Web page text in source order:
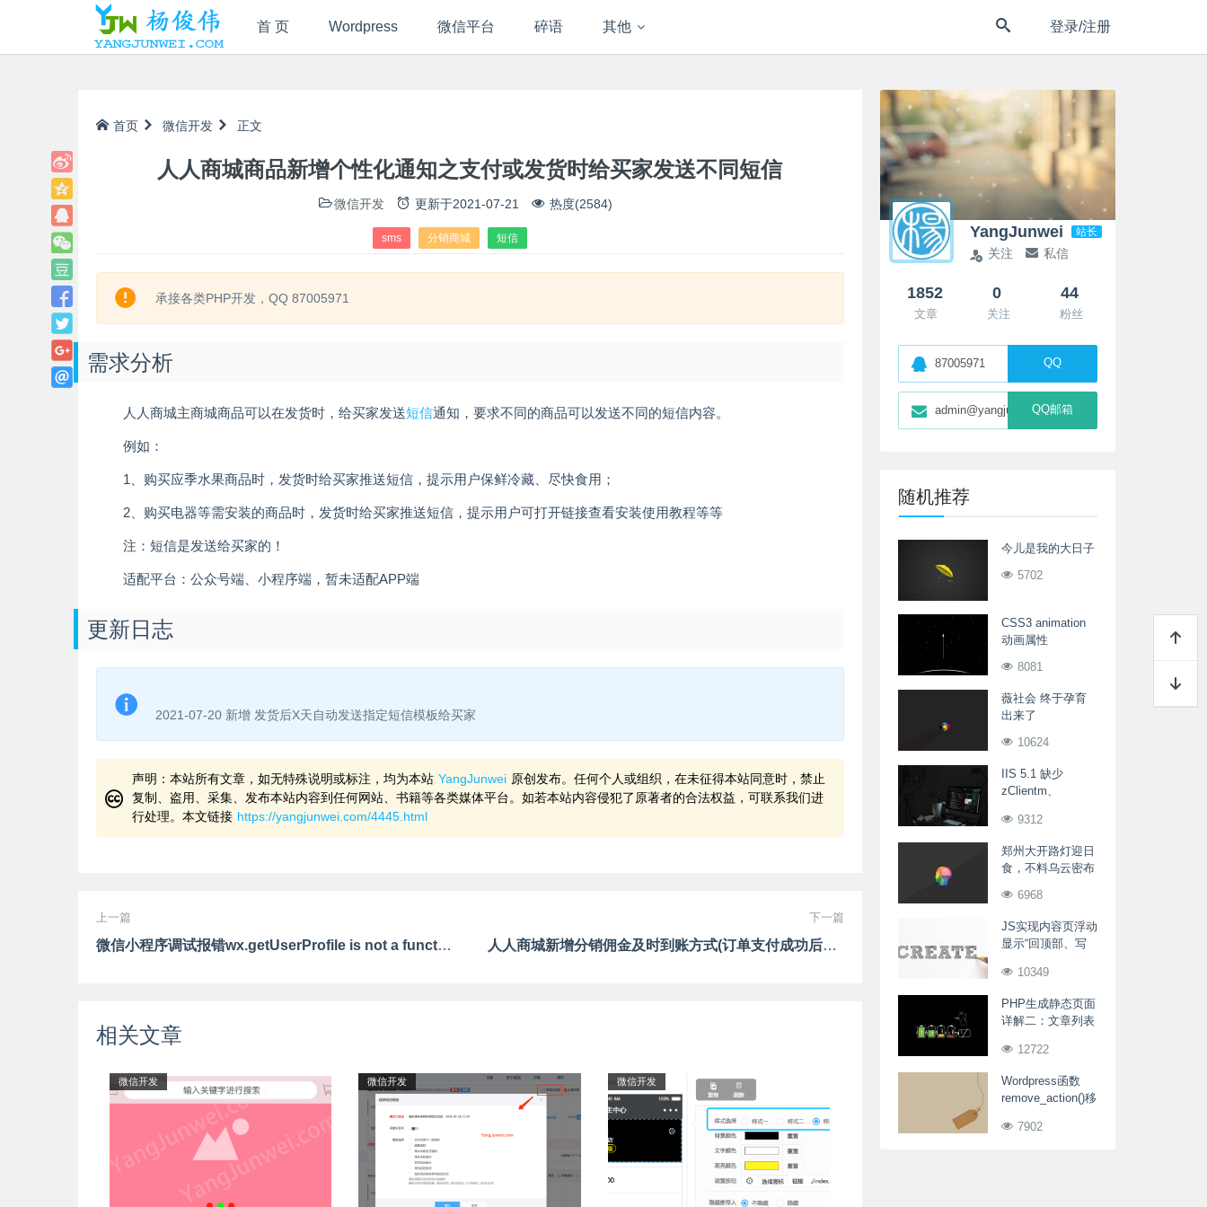
首 页 Wordpress 微信平台 碎语 其他 登录/注册
首页 微信开发 正文
人人商城商品新增个性化通知之支付或发货时给买家发送不同短信
微信开发 更新于2021-07-21 热度(2584)
sms 分销商城 短信
承接各类PHP开发，QQ 87005971
需求分析
人人商城主商城商品可以在发货时，给买家发送短信通知，要求不同的商品可以发送不同的短信内容。
例如：
1、购买应季水果商品时，发货时给买家推送短信，提示用户保鲜冷藏、尽快食用；
2、购买电器等需安装的商品时，发货时给买家推送短信，提示用户可打开链接查看安装使用教程等等
注：短信是发送给买家的！
适配平台：公众号端、小程序端，暂未适配APP端
更新日志
2021-07-20 新增 发货后X天自动发送指定短信模板给买家
声明：本站所有文章，如无特殊说明或标注，均为本站 YangJunwei 原创发布。任何个人或组织，在未征得本站同意时，禁止
复制、盗用、采集、发布本站内容到任何网站、书籍等各类媒体平台。如若本站内容侵犯了原著者的合法权益，可联系我们进
行处理。本文链接 https://yangjunwei.com/4445.html
上一篇
微信小程序调试报错wx.getUserProfile is not a function
下一篇
人人商城新增分销佣金及时到账方式(订单支付成功后秒结)-全站开启
相关文章
微信开发 微信开发 微信开发
YangJunwei 站长
关注 私信
1852
文章
0
关注
44
粉丝
87005971 QQ
admin@yangjunwei.com
QQ邮箱
随机推荐
今儿是我的大日子
5702
CSS3 animation
动画属性
8081
薇社会 终于孕育
出来了
10624
IIS 5.1 缺少
zClientm、
决方法
9312
郑州大开路灯迎日
食，不料乌云密布
6968
JS实现内容页浮动
显示“回顶部、写
10349
PHP生成静态页面
详解二：文章列表
12722
Wordpress函数
remove_action()移
函数7902